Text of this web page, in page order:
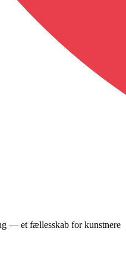
— et fællesskab for kunstnere